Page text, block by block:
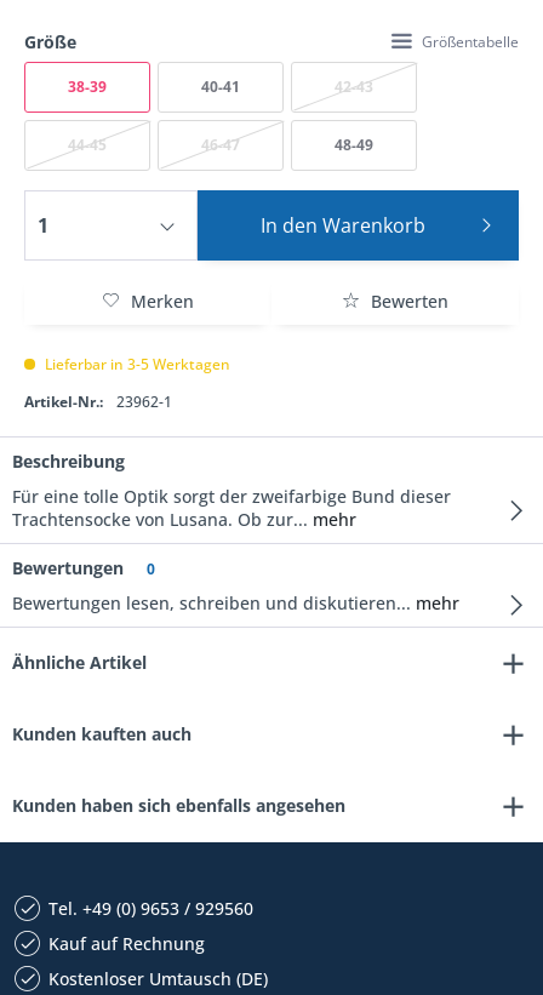
Größe Größentabelle
38-39 40-41 42-43
44-45 46-47 48-49
In den Warenkorb
Merken Bewerten
Lieferbar in 3-5 Werktagen
Artikel-Nr.:
23962-1
Beschreibung
Für eine tolle Optik sorgt der zweifarbige Bund dieser
Trachtensocke von Lusana. Ob zur... mehr
Bewertungen 0
Bewertungen lesen, schreiben und diskutieren... mehr
Ähnliche Artikel
Kunden kauften auch
Kunden haben sich ebenfalls angesehen
Tel. +49 (0) 9653 / 929560
Kauf auf Rechnung
Kostenloser Umtausch (DE)